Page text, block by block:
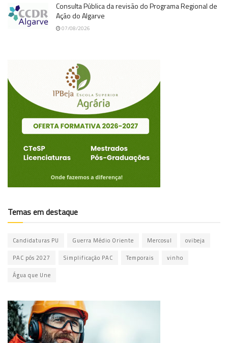
Consulta Pública da revisão do Programa Regional de
Ação do Algarve
07/08/2026
Temas em destaque
Candidaturas PU Guerra Médio Oriente Mercosul ovibeja
PAC pós 2027 Simplificação PAC Temporais vinho
Água que Une